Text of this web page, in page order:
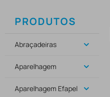
PRODUTOS
Abraçadeiras
Aparelhagem
Aparelhagem Efapel